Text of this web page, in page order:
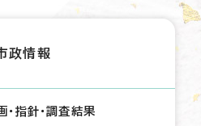
政情報
・指針・調査結果